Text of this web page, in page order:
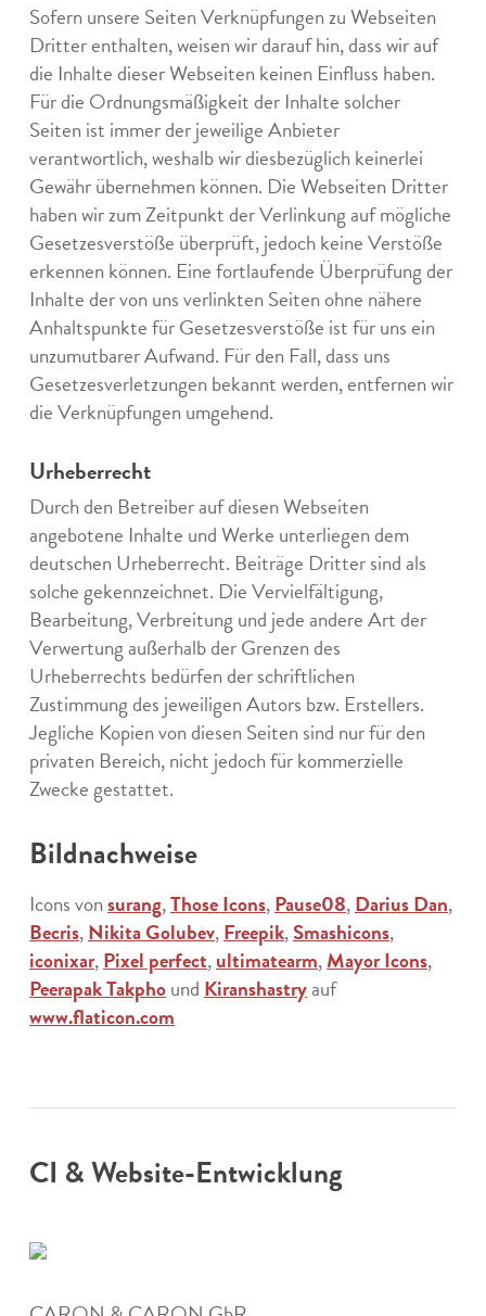
Sofern unsere Seiten Verknüpfungen zu Webseiten
Dritter enthalten, weisen wir darauf hin, dass wir auf
die Inhalte dieser Webseiten keinen Einfluss haben.
Für die Ordnungsmäßigkeit der Inhalte solcher
Seiten ist immer der jeweilige Anbieter
verantwortlich, weshalb wir diesbezüglich keinerlei
Gewähr übernehmen können. Die Webseiten Dritter
haben wir zum Zeitpunkt der Verlinkung auf mögliche
Gesetzesverstöße überprüft, jedoch keine Verstöße
erkennen können. Eine fortlaufende Überprüfung der
Inhalte der von uns verlinkten Seiten ohne nähere
Anhaltspunkte für Gesetzesverstöße ist für uns ein
unzumutbarer Aufwand. Für den Fall, dass uns
Gesetzesverletzungen bekannt werden, entfernen wir
die Verknüpfungen umgehend.
Urheberrecht
Durch den Betreiber auf diesen Webseiten
angebotene Inhalte und Werke unterliegen dem
deutschen Urheberrecht. Beiträge Dritter sind als
solche gekennzeichnet. Die Vervielfältigung,
Bearbeitung, Verbreitung und jede andere Art der
Verwertung außerhalb der Grenzen des
Urheberrechts bedürfen der schriftlichen
Zustimmung des jeweiligen Autors bzw. Erstellers.
Jegliche Kopien von diesen Seiten sind nur für den
privaten Bereich, nicht jedoch für kommerzielle
Zwecke gestattet.
Bildnachweise
Icons vonsurang,Those Icons,Pause08,Darius Dan,
Becris,Nikita Golubev,Freepik,Smashicons,
iconixar,Pixel perfect,ultimatearm,Mayor Icons,
Peerapak TakphoundKiranshastryauf
www.flaticon.com
CI & Website-Entwicklung